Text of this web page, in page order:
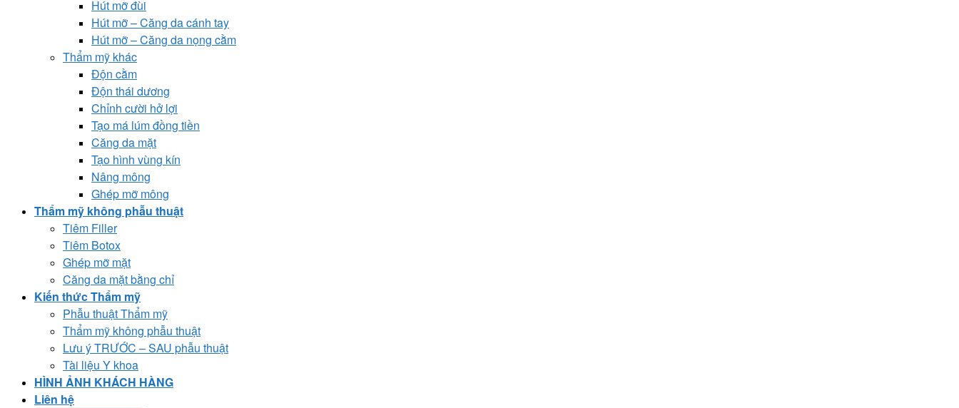
Hút mỡ đùi
Hút mỡ – Căng da cánh tay
Hút mỡ – Căng da nọng cằm
Thẩm mỹ khác
Độn cằm
Độn thái dương
Chỉnh cười hở lợi
Tạo má lúm đồng tiền
Căng da mặt
Tạo hình vùng kín
Nâng mông
Ghép mỡ mông
Thẩm mỹ không phẫu thuật
Tiêm Filler
Tiêm Botox
Ghép mỡ mặt
Căng da mặt bằng chỉ
Kiến thức Thẩm mỹ
Phẫu thuật Thẩm mỹ
Thẩm mỹ không phẫu thuật
Lưu ý TRƯỚC – SAU phẫu thuật
Tài liệu Y khoa
HÌNH ẢNH KHÁCH HÀNG
Liên hệ